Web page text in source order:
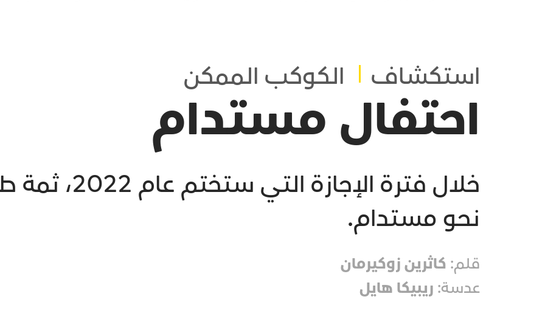
استكشاف الكوكب الممكن
احتفال مستدام
خلال فترة
نحو مستدام.
قلم: كاثرين زوكيرمان
عدسة: ريبيكا هايل